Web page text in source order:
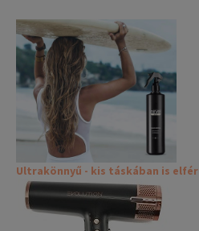
Ultrakönnyű - kis táskában is elfér